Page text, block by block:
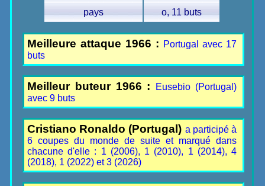
pays
o, 11 buts
Meilleure attaque 1966 : Portugal avec 17
buts
Meilleur buteur 1966 :
Eusebio (Portugal)
avec 9 buts
Cristiano Ronaldo (Portugal) a participé à
6 coupes du monde de suite et marqué dans
chacune d'elle : 1 (2006), 1 (2010), 1 (2014), 4
(2018), 1 (2022) et 3 (2026)